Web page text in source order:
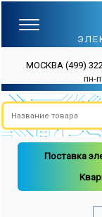
МОСКВА (499)
пн-
Поставка